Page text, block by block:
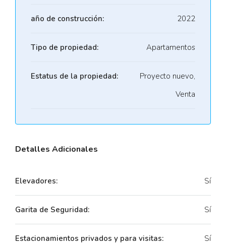
año de construcción: 2022
Tipo de propiedad: Apartamentos
Estatus de la propiedad:
Proyecto nuevo,
Venta
Detalles Adicionales
Elevadores: Sí
Garita de Seguridad: Sí
Estacionamientos privados y para visitas: Sí